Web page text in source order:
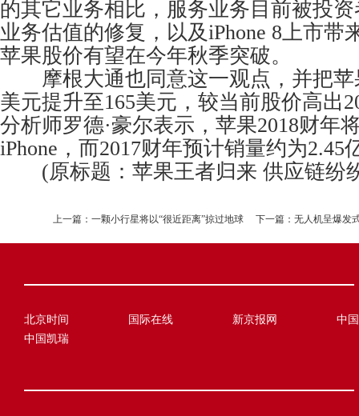
的其它业务相比，服务业务目前被投
业务估值的修复，以及iPhone 8上市带
苹果股价有望在今年秋季突破。
摩根大通也同意这一观点，并把苹
美元提升至165美元，较当前股价高出
分析师罗德·豪尔表示，苹果2018财年
iPhone，而2017财年预计销量约为2.45
(原标题：苹果王者归来 供应链纷
上一篇： 一颗小行星将以“很近距离”掠过地球 下一篇： 无人机呈爆发
北京时间 国际在线 新京报网
中
中国凯瑞